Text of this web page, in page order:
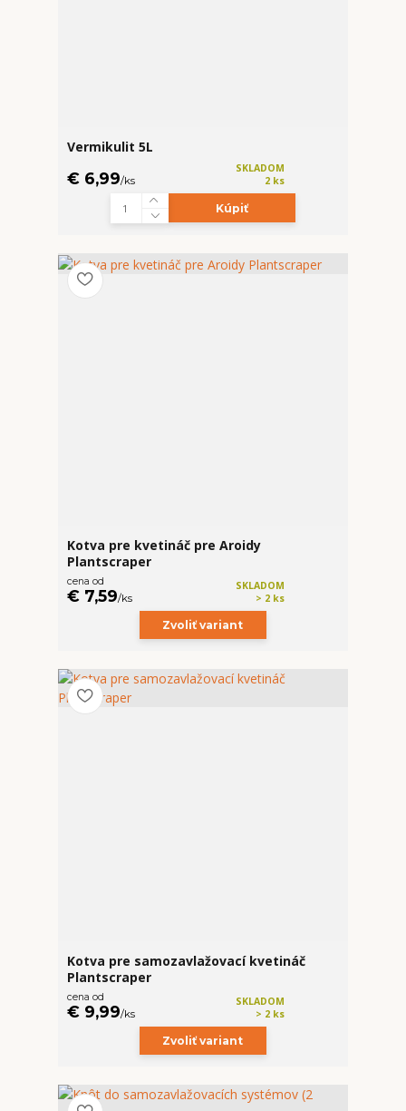
Vermikulit 5L
€ 6,99/ks
SKLADOM
2 ks
Kúpiť
Kotva pre kvetináč pre Aroidy
Plantscraper
cena od
€ 7,59/ks
SKLADOM
> 2 ks
Zvoliť variant
Kotva pre samozavlažovací kvetináč
Plantscraper
cena od
€ 9,99/ks
SKLADOM
> 2 ks
Zvoliť variant